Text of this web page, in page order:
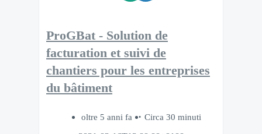
ProGBat - Solution de
facturation et suivi de
chantiers pour les entreprises
du bâtiment
oltre 5 anni fa
Circa 30 minuti